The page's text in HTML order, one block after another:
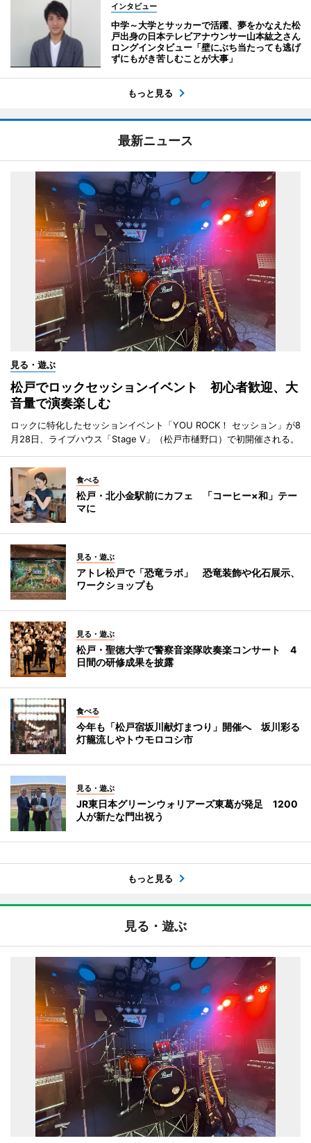
インタビュー
中学～大学とサッカーで活躍、夢をかなえた松
戸出身の日本テレビアナウンサー山本紘之さん
ロングインタビュー「壁にぶち当たっても逃げ
ずにもがき苦しむことが大事」
もっと見る
最新ニュース
見る・遊ぶ
松戸でロックセッションイベント 初心者歓迎、大
音量で演奏楽しむ
ロックに特化したセッションイベント「YOU ROCK！ セッション」が8
月28日、ライブハウス「Stage V」（松戸市樋野口）で初開催される。
食べる
松戸・北小金駅前にカフェ 「コーヒー×和」テー
マに
見る・遊ぶ
アトレ松戸で「恐竜ラボ」 恐竜装飾や化石展示、
ワークショップも
見る・遊ぶ
松戸・聖徳大学で警察音楽隊吹奏楽コンサート 4
日間の研修成果を披露
食べる
今年も「松戸宿坂川献灯まつり」開催へ 坂川彩る
灯籠流しやトウモロコシ市
見る・遊ぶ
JR東日本グリーンウォリアーズ東葛が発足 1200
人が新たな門出祝う
もっと見る
見る・遊ぶ